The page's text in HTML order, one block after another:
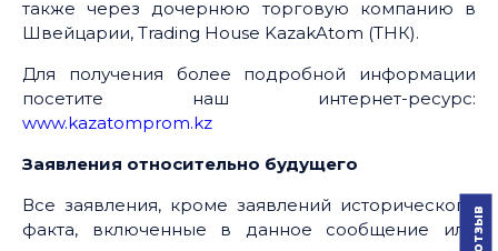
также через дочернюю торговую компанию в
Швейцарии, Trading House KazakAtom (ТНК).
Для получения более подробной информации
посетите наш интернет-ресурс:
www.kazatomprom.kz
Заявления относительно будущего
Все заявления, кроме заявлений исторического
факта, включенные в данное сообщение или